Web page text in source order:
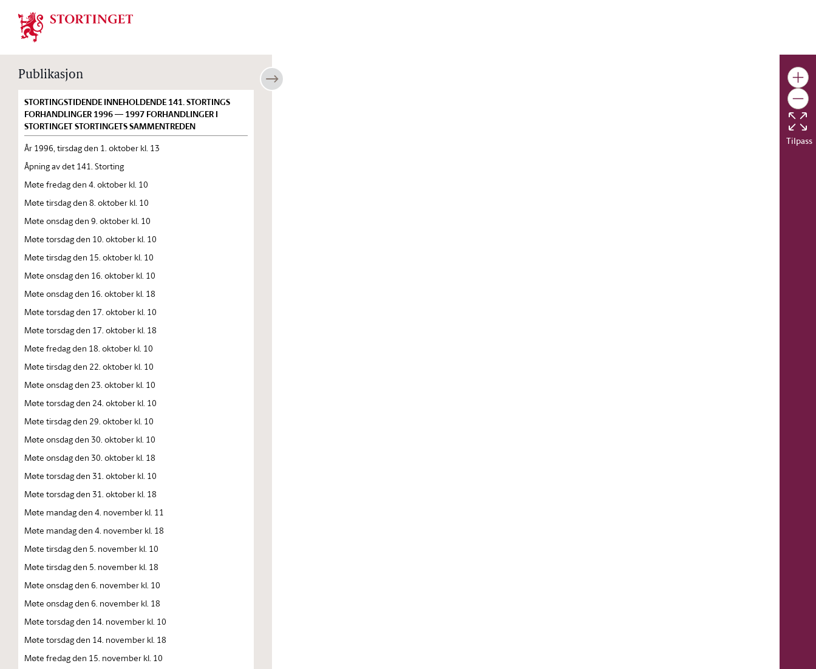
Stortinget.no
Publikasjon
STORTINGSTIDENDE INNEHOLDENDE 141. STORTINGS
FORHANDLINGER 1996 — 1997 FORHANDLINGER I
STORTINGET STORTINGETS SAMMENTREDEN
År 1996, tirsdag den 1. oktober kl. 13
Åpning av det 141. Storting
Møte fredag den 4. oktober kl. 10
Møte tirsdag den 8. oktober kl. 10
Møte onsdag den 9. oktober kl. 10
Møte torsdag den 10. oktober kl. 10
Møte tirsdag den 15. oktober kl. 10
Møte onsdag den 16. oktober kl. 10
Møte onsdag den 16. oktober kl. 18
Møte torsdag den 17. oktober kl. 10
Møte torsdag den 17. oktober kl. 18
Møte fredag den 18. oktober kl. 10
Møte tirsdag den 22. oktober kl. 10
Møte onsdag den 23. oktober kl. 10
Møte torsdag den 24. oktober kl. 10
Møte tirsdag den 29. oktober kl. 10
Møte onsdag den 30. oktober kl. 10
Møte onsdag den 30. oktober kl. 18
Møte torsdag den 31. oktober kl. 10
Møte torsdag den 31. oktober kl. 18
Møte mandag den 4. november kl. 11
Møte mandag den 4. november kl. 18
Møte tirsdag den 5. november kl. 10
Møte tirsdag den 5. november kl. 18
Møte onsdag den 6. november kl. 10
Møte onsdag den 6. november kl. 18
Møte torsdag den 14. november kl. 10
Møte torsdag den 14. november kl. 18
Møte fredag den 15. november kl. 10